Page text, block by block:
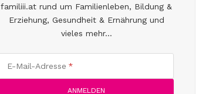
familiii.at rund um Familienleben, Bildung &
Erziehung, Gesundheit & Ernährung und
vieles mehr...
E-Mail-Adresse